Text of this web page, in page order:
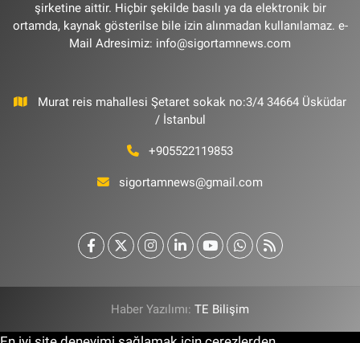
şirketine aittir. Hiçbir şekilde basılı ya da elektronik bir
ortamda, kaynak gösterilse bile izin alınmadan kullanılamaz. e-
Mail Adresimiz: info@sigortamnews.com
Murat reis mahallesi Şetaret sokak no:3/4 34664 Üsküdar
/ İstanbul
+905522119853
sigortamnews@gmail.com
Haber Yazılımı: TE Bilişim